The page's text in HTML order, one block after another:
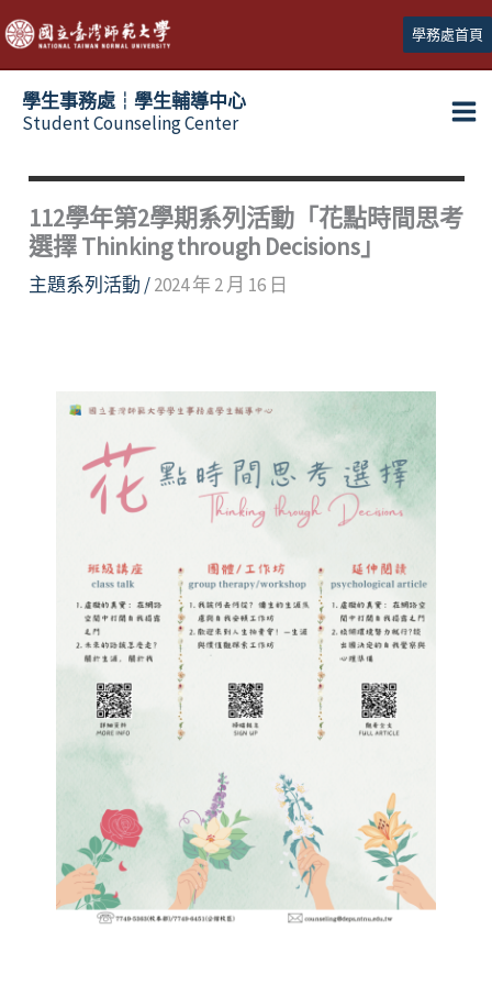
跳
至
主
學務處首頁
學生事務處┆學生輔導中心
Student Counseling Center
112學年第2學期系列活動「花點時間思考
選擇 Thinking through Decisions」
主題系列活動 /2024 年 2 月 16 日